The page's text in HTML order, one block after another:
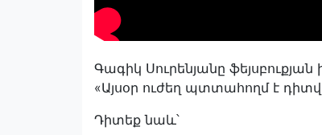
Գագիկ Սուրենյանը ֆեյսբուքյան
«Այսօր ուժեղ պտտահողմ է
Դիտեք նաև՝